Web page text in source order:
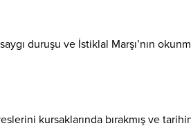
duruşu ve İstiklal Marşı’nın
kursaklarında bırakmış ve